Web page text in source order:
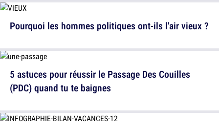
5 astuces pour réussir le Passage Des Couilles
(PDC) quand tu te baignes
Pourquoi les hommes politiques ont-ils l'air vieux ?